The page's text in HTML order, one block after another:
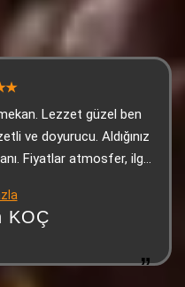
Lezzet güzel ben
ve doyurucu. Aldığınız
Fiyatlar atmosfer, ilgi
uğradığım yer artık
KOÇ